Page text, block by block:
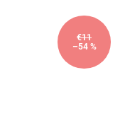
€11
–54 %